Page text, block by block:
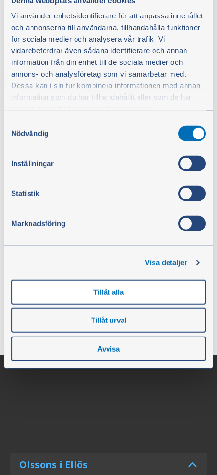
Vi använder enhetsidentifierare för att anpassa innehållet
och annonserna till användarna, tillhandahålla funktioner
för sociala medier och analysera vår trafik. Vi
vidarebefordrar även sådana identifierare och annan
information från din enhet till de sociala medier och
annons- och analysföretag som vi samarbetar med.
Dessa kan i sin tur kombinera informationen med annan
information som du har tillhandahållit eller som de har
Du kan när som helst ändra ditt val. För att återkalla ditt
samtycke klickar du på ”Cookie-ikonen” längst ned till
Nödvändig
Inställningar
Statistik
Marknadsföring
Visa detaljer
Tillåt alla
Tillåt urval
Avvisa
Ventildekselpakning
Olssons i Ellös